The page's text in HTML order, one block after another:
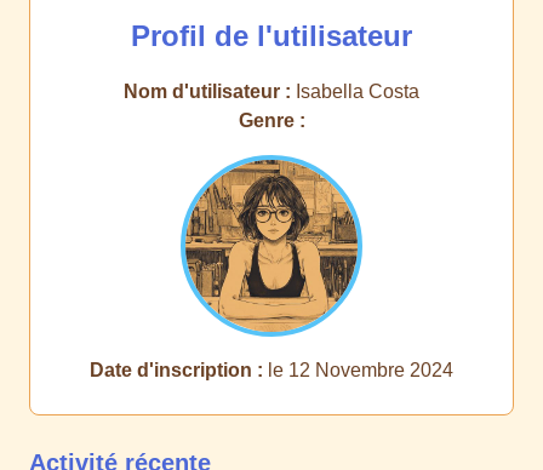
Profil de l'utilisateur
Nom d'utilisateur : Isabella Costa
Genre :
Date d'inscription : le 12 Novembre 2024
Activité récente